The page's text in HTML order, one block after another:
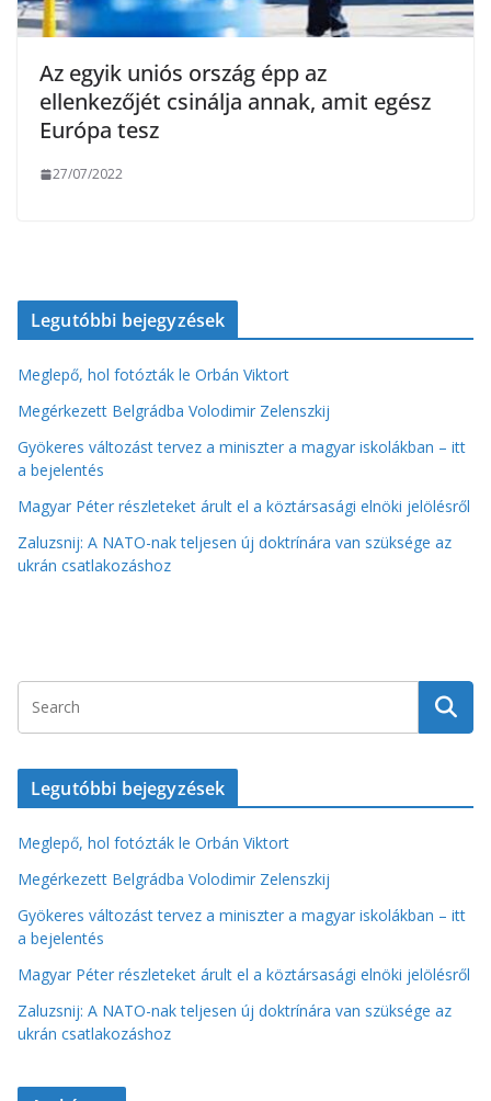
Az egyik uniós ország épp az
ellenkezőjét csinálja annak, amit egész
Európa tesz
27/07/2022
Legutóbbi bejegyzések
Meglepő, hol fotózták le Orbán Viktort
Megérkezett Belgrádba Volodimir Zelenszkij
Gyökeres változást tervez a miniszter a magyar iskolákban – itt
a bejelentés
Magyar Péter részleteket árult el a köztársasági elnöki jelölésről
Zaluzsnij: A NATO-nak teljesen új doktrínára van szüksége az
ukrán csatlakozáshoz
Legutóbbi bejegyzések
Meglepő, hol fotózták le Orbán Viktort
Megérkezett Belgrádba Volodimir Zelenszkij
Gyökeres változást tervez a miniszter a magyar iskolákban – itt
a bejelentés
Magyar Péter részleteket árult el a köztársasági elnöki jelölésről
Zaluzsnij: A NATO-nak teljesen új doktrínára van szüksége az
ukrán csatlakozáshoz